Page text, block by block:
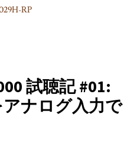
RP
試聴記 #01:
ナログ入力で